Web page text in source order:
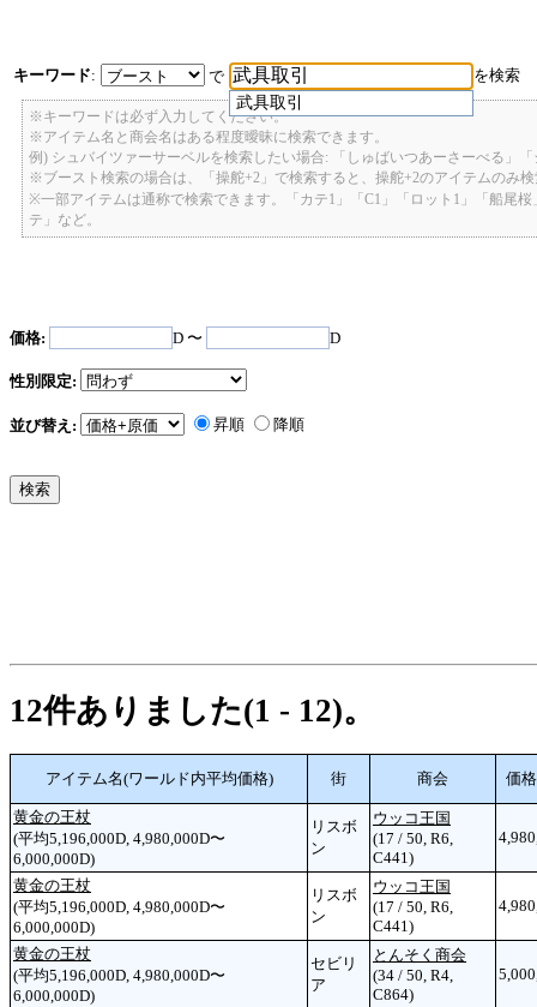
キーワード:
で
武具取引
を検索
※キーワードは必ず入力してください。
※アイテム名と商会名はある程度曖昧に検索できます。
例) シュバイツァーサーベルを検索したい場合: 「しゅばいつあーさーべる」
※ブースト検索の場合は、「操舵+2」で検索すると、操舵+2のアイテムのみ
※一部アイテムは通称で検索できます。「カテ1」「C1」「ロット1」「船尾
テ」など。
価格: D 〜 D
性別限定:
並び替え: 昇順 降順
12件ありました(1 - 12)。
アイテム名(ワールド内平均価格) 街 商会 価
黄金の王杖
(平均5,196,000D, 4,980,000D〜
6,000,000D)
リスボ
ン
ウッコ王国
(17 / 50, R6,
C441)
黄金の王杖
(平均5,196,000D, 4,980,000D〜
6,000,000D)
リスボ
ン
ウッコ王国
(17 / 50, R6,
C441)
黄金の王杖
(平均5,196,000D, 4,980,000D〜
6,000,000D)
セビリ
ア
とんそく商会
(34 / 50, R4,
C864)